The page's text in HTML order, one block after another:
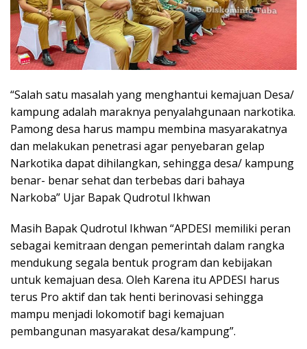
“Salah satu masalah yang menghantui kemajuan Desa/
kampung adalah maraknya penyalahgunaan narkotika.
Pamong desa harus mampu membina masyarakatnya
dan melakukan penetrasi agar penyebaran gelap
Narkotika dapat dihilangkan, sehingga desa/ kampung
benar- benar sehat dan terbebas dari bahaya
Narkoba” Ujar Bapak Qudrotul Ikhwan
Masih Bapak Qudrotul Ikhwan “APDESI memiliki peran
sebagai kemitraan dengan pemerintah dalam rangka
mendukung segala bentuk program dan kebijakan
untuk kemajuan desa. Oleh Karena itu APDESI harus
terus Pro aktif dan tak henti berinovasi sehingga
mampu menjadi lokomotif bagi kemajuan
pembangunan masyarakat desa/kampung”.